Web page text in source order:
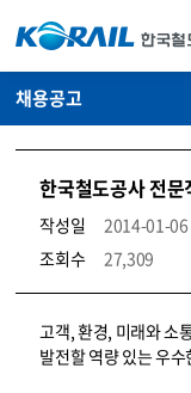
채용공고
한국철도공사 전문
작성일
2014-01-06
조회수
27,309
코레일소개_경영공시_채용공고 상세보기 – 내용, 파일, 담당자 연락처로 구성
고객, 환경, 미래와 소
발전할 역량 있는 우